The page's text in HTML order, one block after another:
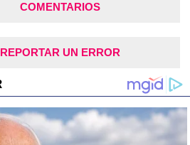
COMENTARIOS
REPORTAR UN ERROR